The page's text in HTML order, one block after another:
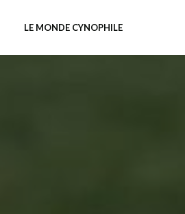
LE MONDE CYNOPHILE